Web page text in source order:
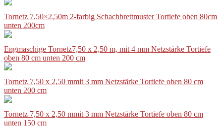
Tornetz 7,50×2,50m 2-farbig Schachbrettmuster Tortiefe oben 80cm
unten 200cm
Engmaschige Tornetz7,50 x 2,50 m, mit 4 mm Netzstärke Tortiefe
oben 80 cm unten 200 cm
Tornetz 7,50 x 2,50 mmit 3 mm Netzstärke Tortiefe oben 80 cm
unten 200 cm
Tornetz 7,50 x 2,50 mmit 3 mm Netzstärke Tortiefe oben 80 cm
unten 150 cm